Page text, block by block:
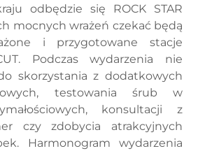
odbędzie się ROCK STAR
mocnych wrażeń czekać będą
i przygotowane stacje
Podczas wydarzenia nie
skorzystania z dodatkowych
testowania śrub w
konsultacji z
czy zdobycia atrakcyjnych
Harmonogram wydarzenia